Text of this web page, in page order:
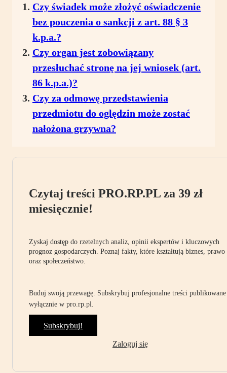
Czy świadek może złożyć oświadczenie
bez pouczenia o sankcji z art. 88 § 3
k.p.a.?
Czy organ jest zobowiązany
przesłuchać stronę na jej wniosek (art.
86 k.p.a.)?
Czy za odmowę przedstawienia
przedmiotu do oględzin może zostać
nałożona grzywna?
Czytaj treści PRO.RP.PL za 39 zł
miesięcznie!
Zyskaj dostęp do rzetelnych analiz, opinii ekspertów i kluczowych
prognoz gospodarczych. Poznaj fakty, które kształtują biznes, prawo
oraz społeczeństwo.
Buduj swoją przewagę. Subskrybuj profesjonalne treści publikowane
wyłącznie w pro.rp.pl.
Subskrybuj!
Zaloguj się